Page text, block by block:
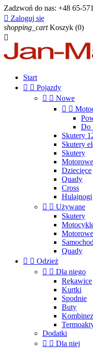
Zadzwoń do nas: +48 65-
 Zaloguj się
shopping_cart Koszyk (0)

Start
  Pojazdy
  Nowe
 
Do
Skutery
Skutery
Skutery
Dziecięce
Quady
Cross
Hulajnogi
  Używane
Skutery
Quady
  Odzież
  Dla niego
Rękawice
Kurtki
Spodnie
Buty
Dodatki
  Dla niej